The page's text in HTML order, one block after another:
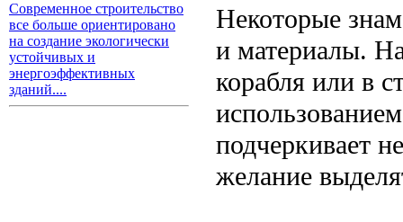
Современное строительство
все больше ориентировано
на создание экологически
устойчивых и
энергоэффективных
зданий....
Некоторые
и материалы.
корабля или в
подчеркивает
желание